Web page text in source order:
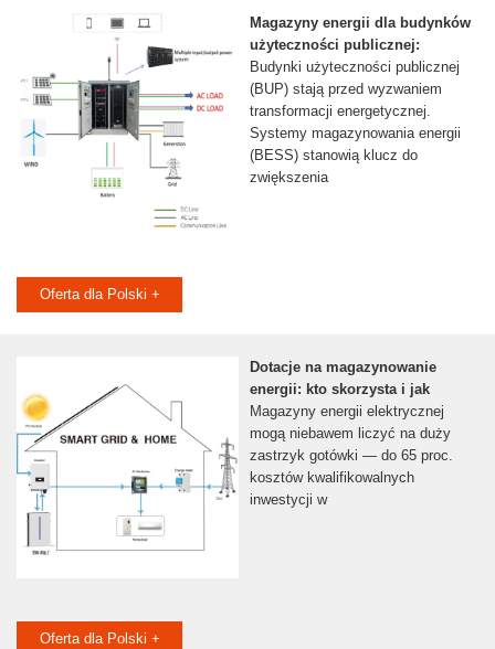
Magazyny energii dla budynków
użyteczności publicznej:
Budynki użyteczności publicznej
(BUP) stają przed wyzwaniem
transformacji energetycznej.
Systemy magazynowania energii
(BESS) stanowią klucz do
zwiększenia
Oferta dla Polski +
Dotacje na magazynowanie
energii: kto skorzysta i jak
Magazyny energii elektrycznej
mogą niebawem liczyć na duży
zastrzyk gotówki — do 65 proc.
kosztów kwalifikowalnych
inwestycji w
Oferta dla Polski +